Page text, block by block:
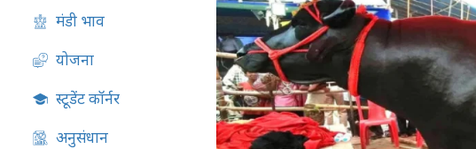
मंडी भाव
योजना
स्टूडेंट कॉर्नर
अनुसंधान
अफ्रीकी स्वाइन फीवर का स्वदेशी टीका
विकसित
07-Aug-2026 05:13 PM